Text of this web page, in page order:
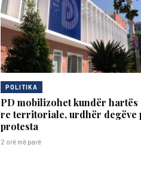
POLITIKA
PD mobilizohet kundër hartës
re territoriale, urdhër degëve
protesta
2 orë më parë